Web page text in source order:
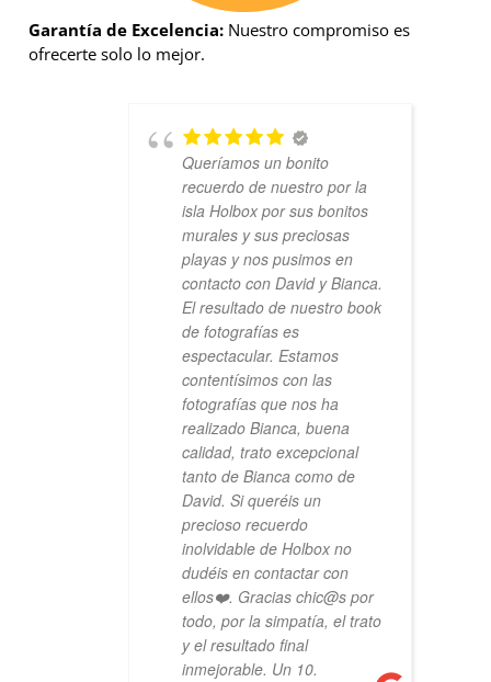
Garantía de Excelencia: Nuestro compromiso es
ofrecerte solo lo mejor.
Queríamos un bonito
recuerdo de nuestro por la
isla Holbox por sus bonitos
murales y sus preciosas
playas y nos pusimos en
contacto con David y Bianca.
El resultado de nuestro book
de fotografías es
espectacular. Estamos
contentísimos con las
fotografías que nos ha
realizado Bianca, buena
calidad, trato excepcional
tanto de Bianca como de
David. Si queréis un
precioso recuerdo
inolvidable de Holbox no
dudéis en contactar con
ellos❤️. Gracias chic@s por
todo, por la simpatía, el trato
y el resultado final
inmejorable. Un 10.